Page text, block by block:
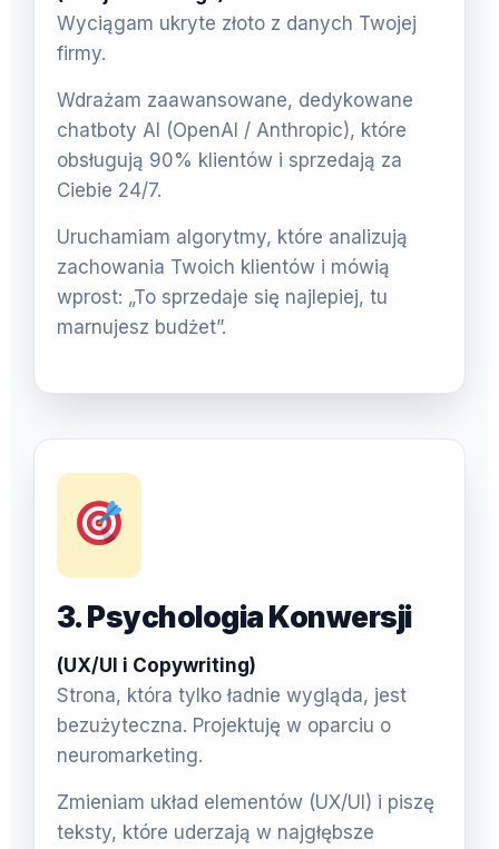
Wyciągam ukryte złoto z danych Twojej
firmy.
Wdrażam zaawansowane, dedykowane
chatboty AI (OpenAI / Anthropic), które
obsługują 90% klientów i sprzedają za
Ciebie 24/7.
Uruchamiam algorytmy, które analizują
zachowania Twoich klientów i mówią
wprost: „To sprzedaje się najlepiej, tu
marnujesz budżet”.
3. Psychologia Konwersji
(UX/UI i Copywriting)
Strona, która tylko ładnie wygląda, jest
bezużyteczna. Projektuję w oparciu o
neuromarketing.
Zmieniam układ elementów (UX/UI) i piszę
teksty, które uderzają w najgłębsze